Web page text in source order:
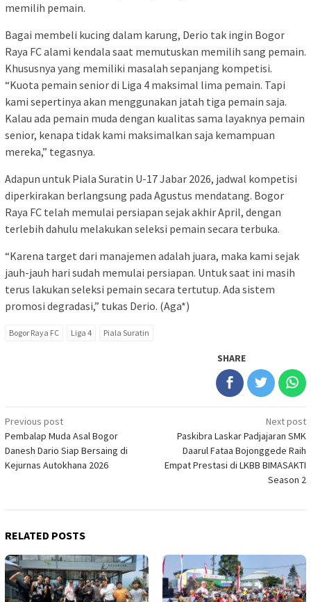
memilih pemain.
Bagai membeli kucing dalam karung, Derio tak ingin Bogor
Raya FC alami kendala saat memutuskan memilih sang pemain.
Khususnya yang memiliki masalah sepanjang kompetisi.
“Kuota pemain senior di Liga 4 maksimal lima pemain. Tapi
kami sepertinya akan menggunakan jatah tiga pemain saja.
Kalau ada pemain muda dengan kualitas sama layaknya pemain
senior, kenapa tidak kami maksimalkan saja kemampuan
mereka,” tegasnya.
Adapun untuk Piala Suratin U-17 Jabar 2026, jadwal kompetisi
diperkirakan berlangsung pada Agustus mendatang. Bogor
Raya FC telah memulai persiapan sejak akhir April, dengan
terlebih dahulu melakukan seleksi pemain secara terbuka.
“Karena target dari manajemen adalah juara, maka kami sejak
jauh-jauh hari sudah memulai persiapan. Untuk saat ini masih
terus lakukan seleksi pemain secara tertutup. Ada sistem
promosi degradasi,” tukas Derio. (Aga*)
Bogor Raya FC Liga 4 Piala Suratin
SHARE
Post
navigation
Previous post
Pembalap Muda Asal Bogor
Danesh Dario Siap Bersaing di
Kejurnas Autokhana 2026
Next post
Paskibra Laskar Padjajaran SMK
Daarul Fataa Bojonggede Raih
Empat Prestasi di LKBB BIMASAKTI
Season 2
RELATED POSTS